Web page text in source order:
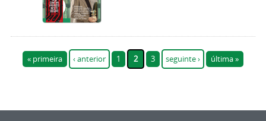
« primeira ‹ anterior 1 2 3 seguinte › última »